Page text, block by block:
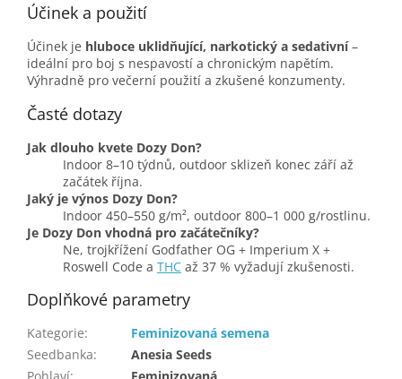
Účinek a použití
Účinek je hluboce uklidňující, narkotický a sedativní–
ideální pro boj s nespavostí a chronickým napětím.
Výhradně pro večerní použití a zkušené konzumenty.
Časté dotazy
Jak dlouho kvete Dozy Don?
Indoor 8–10 týdnů, outdoor sklizeň konec září až
začátek října.
Jaký je výnos Dozy Don?
Indoor 450–550 g/m², outdoor 800–1 000 g/rostlinu.
Je Dozy Don vhodná pro začátečníky?
Ne, trojkřížení Godfather OG + Imperium X +
Roswell Code a THC až 37 % vyžadují zkušenosti.
Doplňkové parametry
Kategorie:
Feminizovaná semena
Seedbanka:
Anesia Seeds